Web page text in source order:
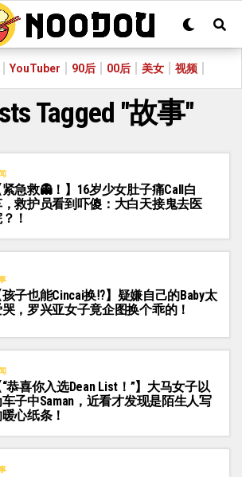
YouTuber 90后 00后 美女 视频
Tagged "故事"
紧急救👻！】16岁少女肚子痛Call白
救护员看到吓傻：大白天接鬼去医
！
孩子也能Cincai换⁉️】疑嫌自己的Baby太
，罗兴亚女子竟企图换个乖的！
“恭喜你入选Dean List！”】大马女子以
车子中Saman，近看才发现是陌生人写
心纸条！